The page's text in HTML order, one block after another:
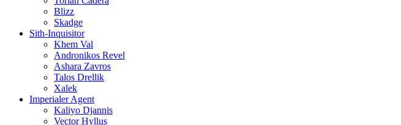
Blizz
Skadge
Sith-Inquisitor
Khem Val
Andronikos Revel
Ashara Zavros
Talos Drellik
Xalek
Imperialer Agent
Kaliyo Djannis
Vector Hyllus